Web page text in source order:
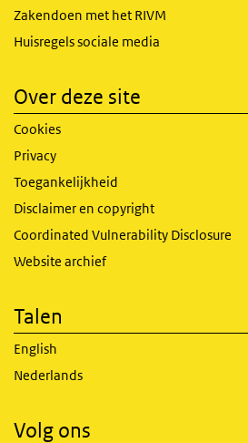
Zakendoen met het RIVM
Huisregels sociale media
Over deze site
Cookies
Privacy
Toegankelijkheid
Disclaimer en copyright
Coordinated Vulnerability Disclosure
Website archief
Talen
English
Nederlands
Volg ons